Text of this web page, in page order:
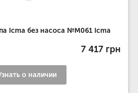
Icma без насоса №M061 Icma
7 417 грн
о наличии